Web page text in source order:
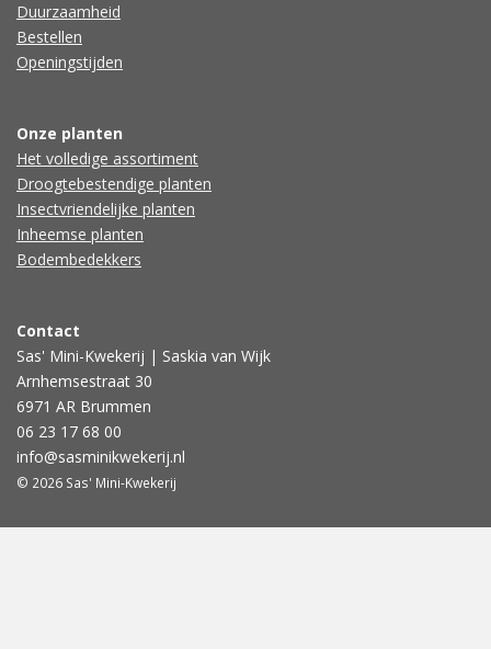
Duurzaamheid
Bestellen
Openingstijden
Onze planten
Het volledige assortiment
Droogtebestendige planten
Insectvriendelijke planten
Inheemse planten
Bodembedekkers
Contact
Sas' Mini-Kwekerij | Saskia van Wijk
Arnhemsestraat 30
6971 AR Brummen
06 23 17 68 00
info@sasminikwekerij.nl
© 2026 Sas' Mini-Kwekerij